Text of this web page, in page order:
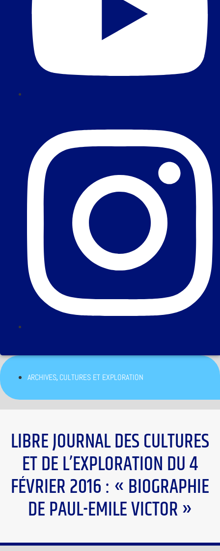
ARCHIVES,CULTURES ET EXPLORATION
LIBRE JOURNAL DES CULTURES
ET DE L’EXPLORATION DU 4
FÉVRIER 2016 : « BIOGRAPHIE
DE PAUL-EMILE VICTOR »